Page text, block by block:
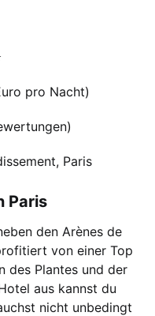
pro Nacht)
Paris
Paris
den Arènes de
von einer Top
des Plantes und der
aus kannst du
nicht unbedingt